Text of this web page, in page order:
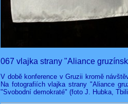
067 vlajka strany "Aliance
V době konference v Gruzii kromě
Na fotografiích vlajka strany "Aliance
"Svobodní demokraté" (foto J. Hubka,